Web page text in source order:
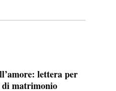
lettera per
di matrimonio